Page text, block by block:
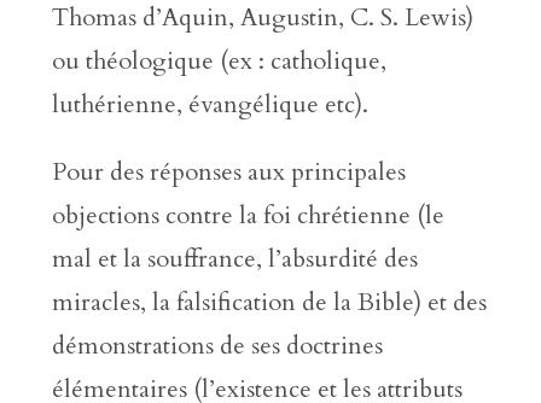
Thomas d’Aquin, Augustin, C. S. Lewis)
ou théologique (ex : catholique,
luthérienne, évangélique etc).
Pour des réponses aux principales
objections contre la foi chrétienne (le
mal et la souffrance, l’absurdité des
miracles, la falsification de la Bible) et des
démonstrations de ses doctrines
élémentaires (l’existence et les attributs